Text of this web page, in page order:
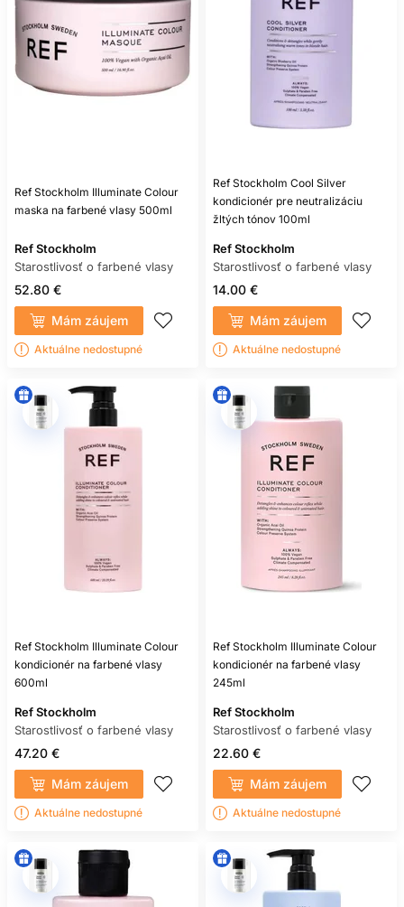
opravu nevyrovnaného farebného základu.
AKO PREDĹŽIŤ UPRAVENÝ
VZHĽAD FARBY
voľné zopnutie, ktoré obmedzí trenie.
Plánujte dofarbenie podľa typu farby a odrastu. Prekrývanie
silného oxidačného produktu cez už zosvetlené dĺžky môže
zvyšovať poškodenie; postup patrí do rúk skúseného
kaderníka.
NAJČASTEJŠIE CHYBY
Častou chybou je agresívne čistenie pri každom umytí,
vynechávanie kondicionéra, vysoká teplota bez ochrany
očakávať, že jeden olej napraví všetky následky
zosvetľovania.
Ak sa vlasy lámu, pôsobia gumovo za mokra alebo je farba
výrazne nerovnomerná, obmedzte ďalšie chemické zásahy a
vyhľadajte profesionálne posúdenie.
ČASTÉ OTÁZKY
ZÁKAZNÍKOV
AKO ČASTO UMÝVAŤ FARBENÉ
menej zbytočných umytí môže farbe prospieť, no pokožka
má zostať komfortná.
JE ŠAMPÓN BEZ SULFÁTOV VŽDY
LEPŠÍ?
Nie. O jemnosti rozhoduje celé zloženie, nie iba neprítomnosť
jednej skupiny tenzidov.
POTREBUJEM KONDICIONÉR AJ
Nie vždy naraz. Kondicionér používajte pravidelne a masku
pridajte podľa suchosti a poškodenia.
Ref Stockholm Illuminate Colour
maska na farbené vlasy 500ml
Ref Stockholm
Starostlivosť o farbené vlasy
52.80 €
Mám záujem
Aktuálne nedostupné
Ref Stockholm Cool Silver
kondicionér pre neutralizáciu
žltých tónov 100ml
Ref Stockholm
Starostlivosť o farbené vlasy
14.00 €
Mám záujem
Aktuálne nedostupné
Ref Stockholm Illuminate Colour
kondicionér na farbené vlasy
600ml
Ref Stockholm
Starostlivosť o farbené vlasy
47.20 €
Mám záujem
Aktuálne nedostupné
Ref Stockholm Illuminate Colour
kondicionér na farbené vlasy
245ml
Ref Stockholm
Starostlivosť o farbené vlasy
22.60 €
Mám záujem
Aktuálne nedostupné